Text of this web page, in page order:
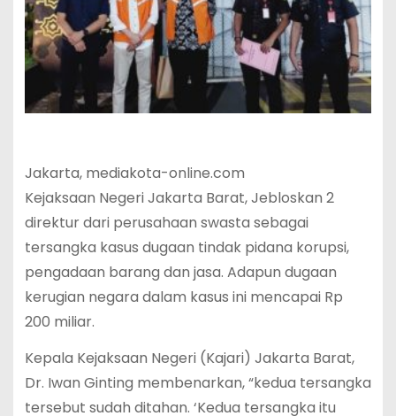
Jakarta, mediakota-online.com
Kejaksaan Negeri Jakarta Barat, Jebloskan 2
direktur dari perusahaan swasta sebagai
tersangka kasus dugaan tindak pidana korupsi,
pengadaan barang dan jasa. Adapun dugaan
kerugian negara dalam kasus ini mencapai Rp
200 miliar.
Kepala Kejaksaan Negeri (Kajari) Jakarta Barat,
Dr. Iwan Ginting membenarkan, “kedua tersangka
tersebut sudah ditahan. ‘Kedua tersangka itu